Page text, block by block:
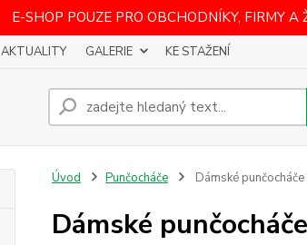
E-SHOP POUZE PRO OBCHODNÍKY, FIRMY
AKTUALITY GALERIE KE STAŽENÍ
Úvod Punčocháče Dámské
Dámské